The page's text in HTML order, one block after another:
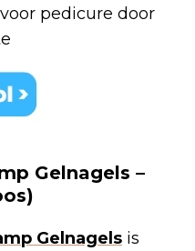
pedicure door
Gelnagels –
Gelnagels is